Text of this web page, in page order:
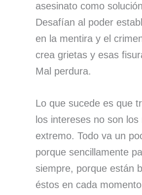
asesinato como
Desafían al poder
en la mentira y el
crea grietas y esas
Mal perdura.
Lo que sucede es que
los intereses no son
extremo. Todo va un
porque sencillamente
siempre, porque están
éstos en cada